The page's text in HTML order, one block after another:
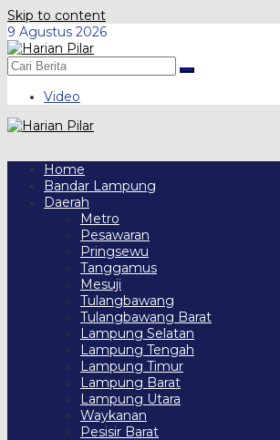
Skip to content
9 Agustus 2026
Video
Home
Bandar Lampung
Daerah
Metro
Pesawaran
Pringsewu
Tanggamus
Mesuji
Tulangbawang
Tulangbawang Barat
Lampung Selatan
Lampung Tengah
Lampung Timur
Lampung Barat
Lampung Utara
Waykanan
Pesisir Barat